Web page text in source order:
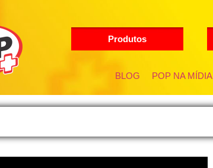
Produtos
BLOG POP NA MÍDIA